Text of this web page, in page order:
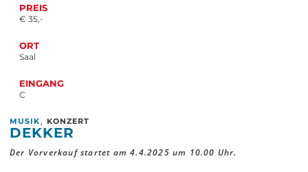
PREIS
€ 35,-
ORT
Saal
EINGANG
C
MUSIK , KONZERT
DEKKER
Der Vorverkauf startet am 4.4.2025 um 10.00 Uhr.